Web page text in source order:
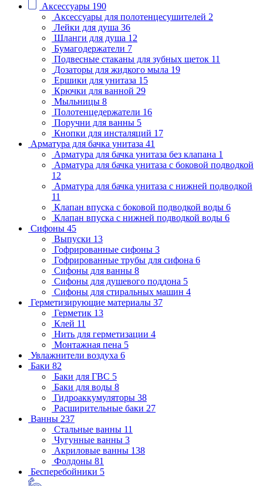
Аксессуары 190
Аксессуары для полотенцесушителей 2
Лейки для душа 36
Шланги для душа 12
Бумагодержатели 7
Подвесные стаканы для зубных щеток 11
Дозаторы для жидкого мыла 19
Ершики для унитаза 15
Крючки для ванной 29
Мыльницы 8
Полотенцедержатели 16
Поручни для ванны 5
Кнопки для инсталяций 17
Арматура для бачка унитаза 41
Арматура для бачка унитаза без клапана 1
Арматура для бачка унитаза с боковой подводкой
12
Арматура для бачка унитаза с нижней подводкой
11
Клапан впуска с боковой подводкой воды 6
Клапан впуска с нижней подводкой воды 6
Сифоны 45
Выпуски 13
Гофрированные сифоны 3
Гофрированные трубы для сифона 6
Сифоны для ванны 8
Сифоны для душевого поддона 5
Сифоны для стиральных машин 4
Герметизирующие материалы 37
Герметик 13
Клей 11
Нить для герметизации 4
Монтажная пена 5
Увлажнители воздуха 6
Баки 82
Баки для ГВС 5
Баки для воды 8
Гидроаккумуляторы 38
Расширительные баки 27
Ванны 237
Стальные ванны 11
Чугунные ванны 3
Акриловые ванны 138
Фолдоны 81
Бесперебойники 5